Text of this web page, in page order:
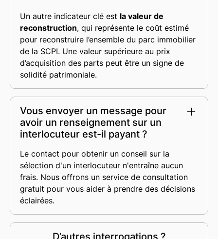
Un autre indicateur clé est la valeur de
reconstruction, qui représente le coût estimé
pour reconstruire l’ensemble du parc immobilier
de la SCPI. Une valeur supérieure au prix
d’acquisition des parts peut être un signe de
solidité patrimoniale.
Vous envoyer un message pour
avoir un renseignement sur un
interlocuteur est-il payant ?
Le contact pour obtenir un conseil sur la
sélection d'un interlocuteur n'entraîne aucun
frais. Nous offrons un service de consultation
gratuit pour vous aider à prendre des décisions
éclairées.
D’autres interrogations ?